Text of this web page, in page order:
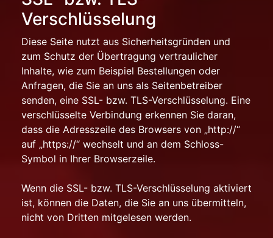
Verschlüsselung
Diese Seite nutzt aus Sicherheitsgründen und
zum Schutz der Übertragung vertraulicher
Inhalte, wie zum Beispiel Bestellungen oder
Anfragen, die Sie an uns als Seitenbetreiber
senden, eine SSL- bzw. TLS-Verschlüsselung. Eine
verschlüsselte Verbindung erkennen Sie daran,
dass die Adresszeile des Browsers von „http://“
auf „https://“ wechselt und an dem Schloss-
Symbol in Ihrer Browserzeile.
Wenn die SSL- bzw. TLS-Verschlüsselung aktiviert
ist, können die Daten, die Sie an uns übermitteln,
nicht von Dritten mitgelesen werden.